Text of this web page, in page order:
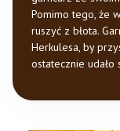
Pomimo tego, że
ruszyć z błota.
Herkulesa, by
ostatecznie udało